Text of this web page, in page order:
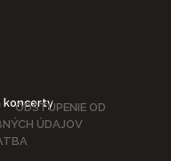
koncerty
ODSTÚPENIE OD
ÚDAJOV